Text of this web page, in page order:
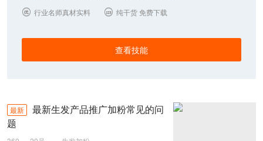
 行业名师真材实料  纯干货 免费下载
查看技能
最新
最新生发产品推广加粉常见的问
题